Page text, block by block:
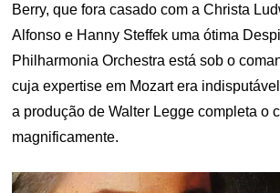
Berry, que fora casado com a Christa
Alfonso e Hanny Steffek uma ótima
Philharmonia Orchestra está sob o
cuja expertise em Mozart era
a produção de Walter Legge completa o
magnificamente.